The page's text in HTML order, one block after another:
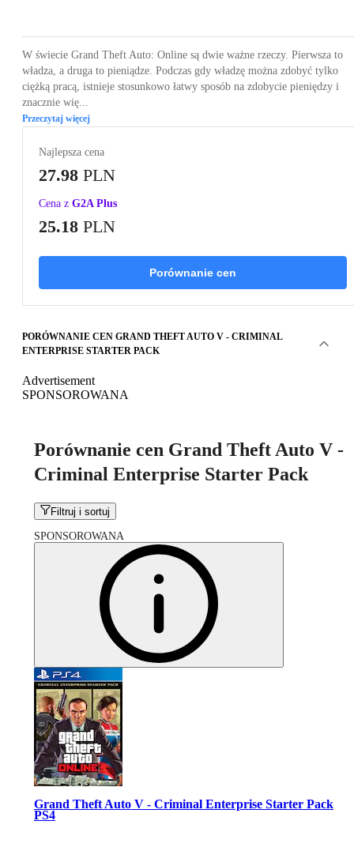
W świecie Grand Theft Auto: Online są dwie ważne rzeczy. Pierwsza to
władza, a druga to pieniądze. Podczas gdy władzę można zdobyć tylko
ciężką pracą, istnieje stosunkowo łatwy sposób na zdobycie pieniędzy i
znacznie wię...
Przeczytaj więcej
Najlepsza cena
27.98 PLN
Cena z G2A Plus
25.18 PLN
Porównanie cen
PORÓWNANIE CEN GRAND THEFT AUTO V - CRIMINAL
ENTERPRISE STARTER PACK
Advertisement
SPONSOROWANA
Porównanie cen Grand Theft Auto V -
Criminal Enterprise Starter Pack
Filtruj i sortuj
SPONSOROWANA
Grand Theft Auto V - Criminal Enterprise Starter Pack
PS4